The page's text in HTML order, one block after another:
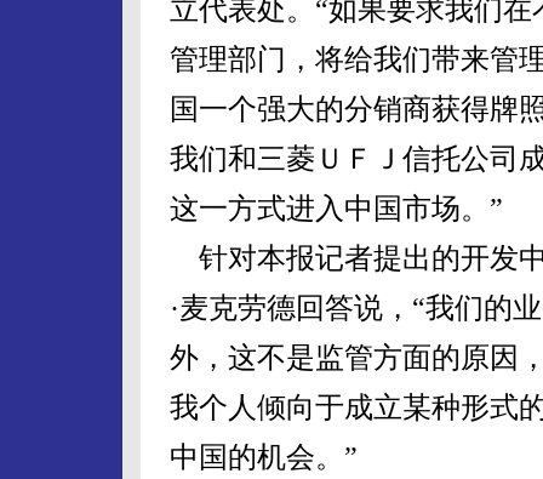
立代表处。“如果要求我们
管理部门，将给我们带来管
国一个强大的分销商获得牌
我们和三菱ＵＦＪ信托公司
这一方式进入中国市场。”
针对本报记者提出的开发
·麦克劳德回答说，“我们的
外，这不是监管方面的原因
我个人倾向于成立某种形式
中国的机会。”